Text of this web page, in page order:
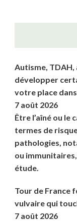
Autisme,
développer
votre place
7 août 2026
Être l’aîné ou le
termes de
pathologies,
ou
étude.
Tour de France
vulvaire qui
7 août 2026